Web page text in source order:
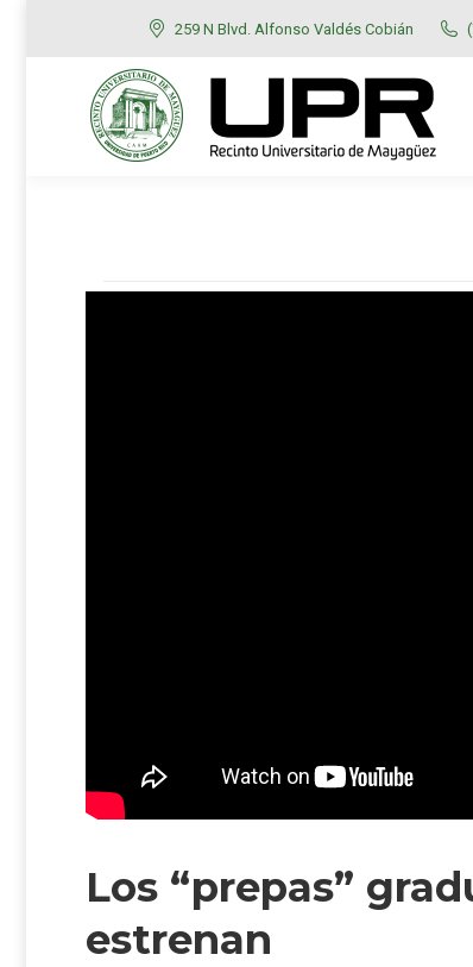
259 N Blvd. Alfonso Valdés Cobián
Los “prepas”
estrenan
RUM ADMISIONES